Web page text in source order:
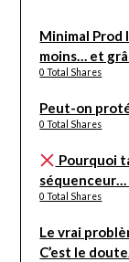
Minimal Prod
moins… et
0 Total Shares
Peut-on
0 Total Shares
Pourquoi
séquenceur…
0 Total Shares
Le vrai
C’est le